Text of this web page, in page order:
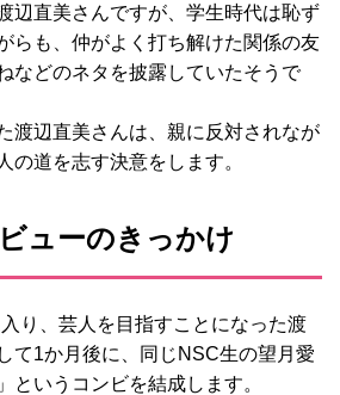
辺直美さんですが、学生時代は恥ず
らも、仲がよく打ち解けた関係の友
などのネタを披露していたそうで
渡辺直美さんは、親に反対されなが
の道を志す決意をします。
ューのきっかけ
り、芸人を目指すことになった渡
て1か月後に、同じNSC生の望月愛
というコンビを結成します。